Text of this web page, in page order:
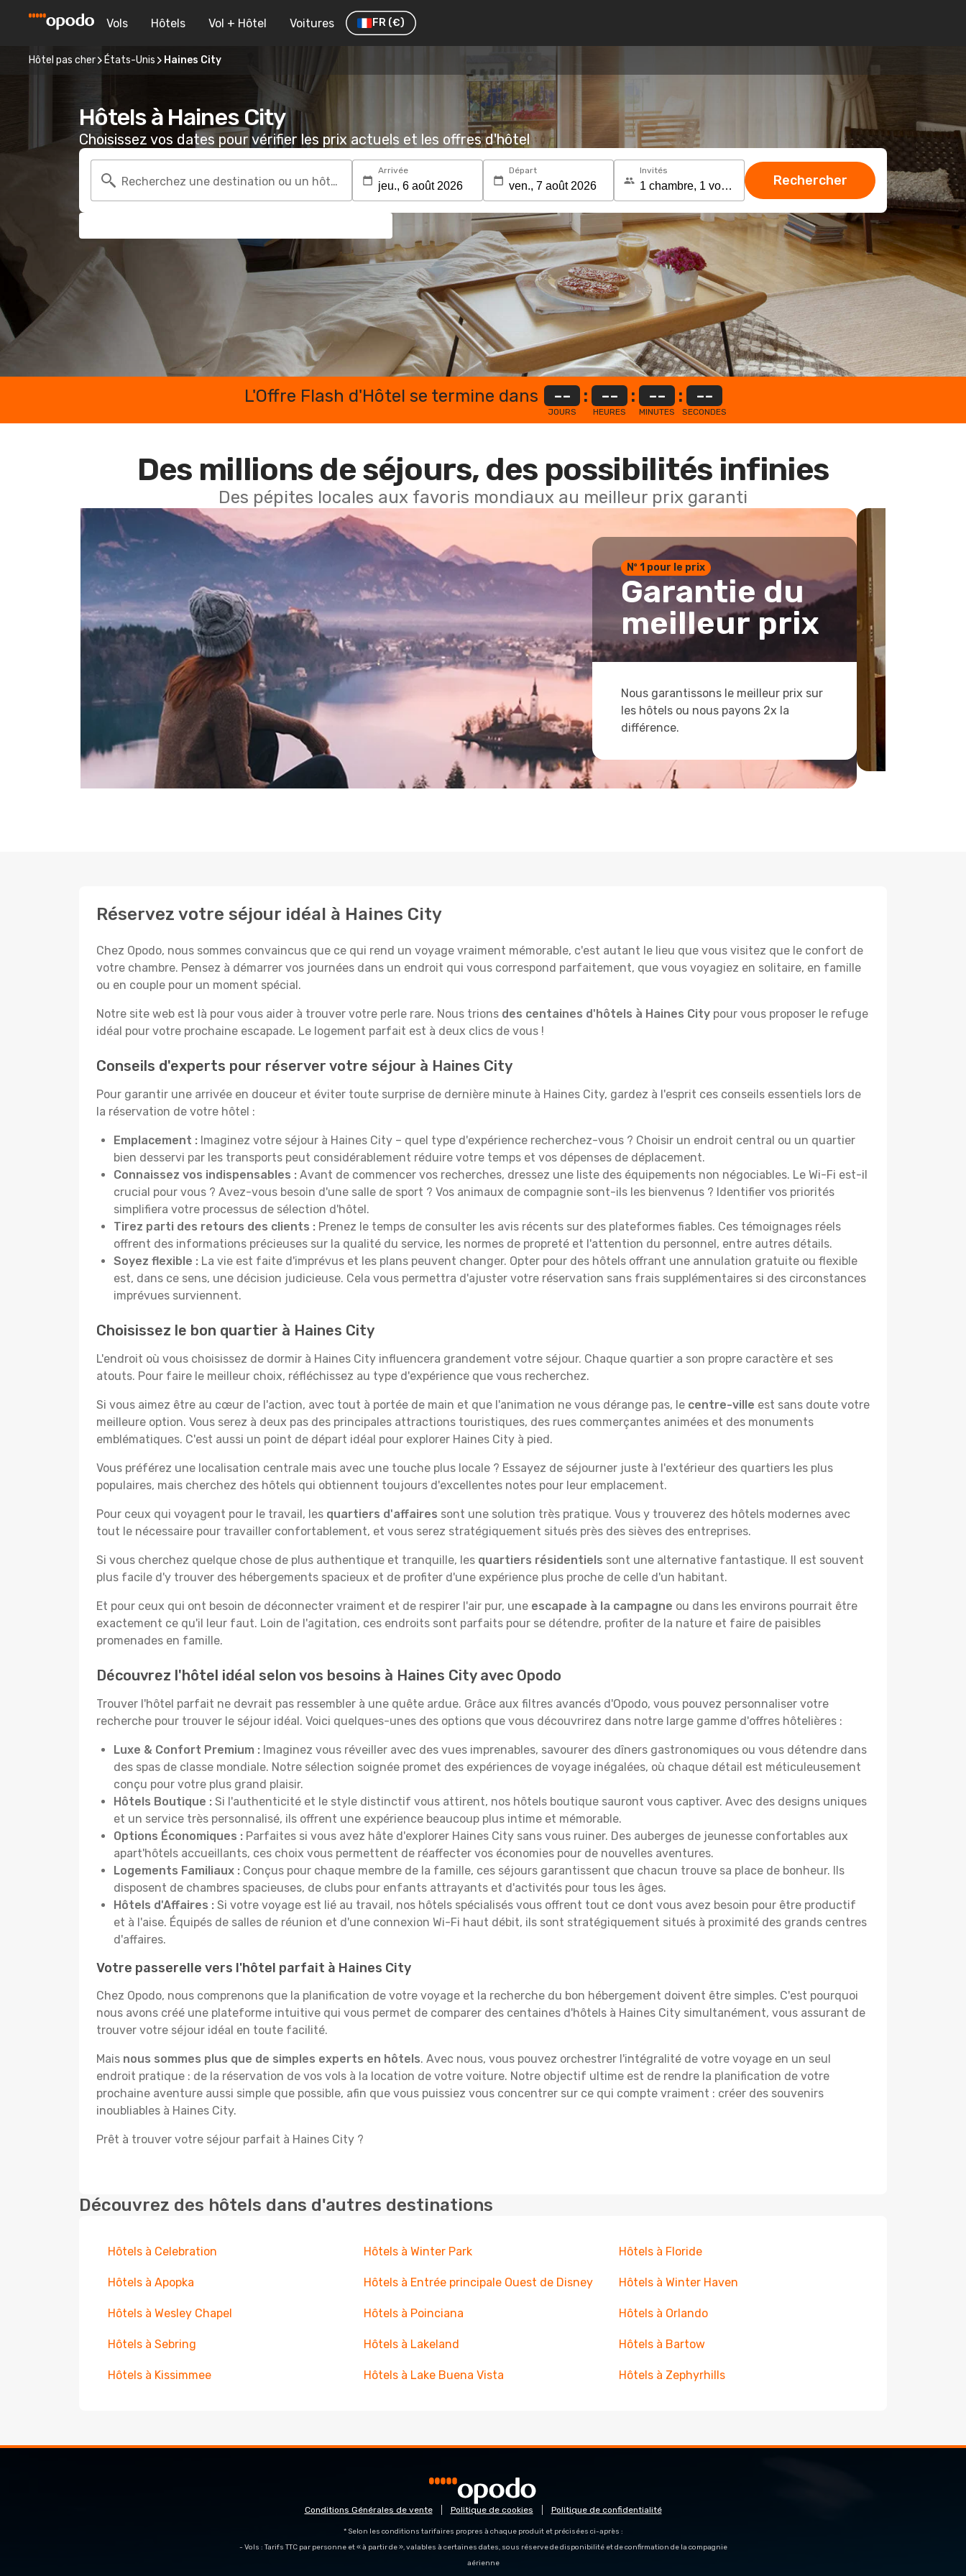
Vols Hôtels Vol + Hôtel Voitures FR (€)
Hôtel pas cher États-Unis Haines City
Hôtels à Haines City
Choisissez vos dates pour vérifier les prix actuels et les offres d'hôtel
Recherchez une destination ou un hôtel
Arrivée Départ Invités
Rechercher
L'Offre Flash d'Hôtel se termine dans --
JOURS
: --
HEURES
: --
MINUTES
: --
SECONDES
Des millions de séjours, des possibilités infinies
Des pépites locales aux favoris mondiaux au meilleur prix garanti
Nº 1 pour le prix
Garantie du
meilleur prix
Nous garantissons le meilleur prix sur
les hôtels ou nous payons 2x la
différence.
Réservez votre séjour idéal à Haines City
Chez Opodo, nous sommes convaincus que ce qui rend un voyage vraiment mémorable, c'est autant le lieu que vous visitez que le confort de
votre chambre. Pensez à démarrer vos journées dans un endroit qui vous correspond parfaitement, que vous voyagiez en solitaire, en famille
ou en couple pour un moment spécial.
Notre site web est là pour vous aider à trouver votre perle rare. Nous trions des centaines d'hôtels à Haines City pour vous proposer le refuge
idéal pour votre prochaine escapade. Le logement parfait est à deux clics de vous !
Conseils d'experts pour réserver votre séjour à Haines City
Pour garantir une arrivée en douceur et éviter toute surprise de dernière minute à Haines City, gardez à l'esprit ces conseils essentiels lors de
la réservation de votre hôtel :
Emplacement : Imaginez votre séjour à Haines City – quel type d'expérience recherchez-vous ? Choisir un endroit central ou un quartier
bien desservi par les transports peut considérablement réduire votre temps et vos dépenses de déplacement.
Connaissez vos indispensables : Avant de commencer vos recherches, dressez une liste des équipements non négociables. Le Wi-Fi est-il
crucial pour vous ? Avez-vous besoin d'une salle de sport ? Vos animaux de compagnie sont-ils les bienvenus ? Identifier vos priorités
simplifiera votre processus de sélection d'hôtel.
Tirez parti des retours des clients : Prenez le temps de consulter les avis récents sur des plateformes fiables. Ces témoignages réels
offrent des informations précieuses sur la qualité du service, les normes de propreté et l'attention du personnel, entre autres détails.
Soyez flexible : La vie est faite d'imprévus et les plans peuvent changer. Opter pour des hôtels offrant une annulation gratuite ou flexible
est, dans ce sens, une décision judicieuse. Cela vous permettra d'ajuster votre réservation sans frais supplémentaires si des circonstances
imprévues surviennent.
Choisissez le bon quartier à Haines City
L'endroit où vous choisissez de dormir à Haines City influencera grandement votre séjour. Chaque quartier a son propre caractère et ses
atouts. Pour faire le meilleur choix, réfléchissez au type d'expérience que vous recherchez.
Si vous aimez être au cœur de l'action, avec tout à portée de main et que l'animation ne vous dérange pas, le centre-ville est sans doute votre
meilleure option. Vous serez à deux pas des principales attractions touristiques, des rues commerçantes animées et des monuments
emblématiques. C'est aussi un point de départ idéal pour explorer Haines City à pied.
Vous préférez une localisation centrale mais avec une touche plus locale ? Essayez de séjourner juste à l'extérieur des quartiers les plus
populaires, mais cherchez des hôtels qui obtiennent toujours d'excellentes notes pour leur emplacement.
Pour ceux qui voyagent pour le travail, les quartiers d'affaires sont une solution très pratique. Vous y trouverez des hôtels modernes avec
tout le nécessaire pour travailler confortablement, et vous serez stratégiquement situés près des sièves des entreprises.
Si vous cherchez quelque chose de plus authentique et tranquille, les quartiers résidentiels sont une alternative fantastique. Il est souvent
plus facile d'y trouver des hébergements spacieux et de profiter d'une expérience plus proche de celle d'un habitant.
Et pour ceux qui ont besoin de déconnecter vraiment et de respirer l'air pur, une escapade à la campagne ou dans les environs pourrait être
exactement ce qu'il leur faut. Loin de l'agitation, ces endroits sont parfaits pour se détendre, profiter de la nature et faire de paisibles
promenades en famille.
Découvrez l'hôtel idéal selon vos besoins à Haines City avec Opodo
Trouver l'hôtel parfait ne devrait pas ressembler à une quête ardue. Grâce aux filtres avancés d'Opodo, vous pouvez personnaliser votre
recherche pour trouver le séjour idéal. Voici quelques-unes des options que vous découvrirez dans notre large gamme d'offres hôtelières :
Luxe & Confort Premium : Imaginez vous réveiller avec des vues imprenables, savourer des dîners gastronomiques ou vous détendre dans
des spas de classe mondiale. Notre sélection soignée promet des expériences de voyage inégalées, où chaque détail est méticuleusement
conçu pour votre plus grand plaisir.
Hôtels Boutique : Si l'authenticité et le style distinctif vous attirent, nos hôtels boutique sauront vous captiver. Avec des designs uniques
et un service très personnalisé, ils offrent une expérience beaucoup plus intime et mémorable.
Options Économiques : Parfaites si vous avez hâte d'explorer Haines City sans vous ruiner. Des auberges de jeunesse confortables aux
apart'hôtels accueillants, ces choix vous permettent de réaffecter vos économies pour de nouvelles aventures.
Logements Familiaux : Conçus pour chaque membre de la famille, ces séjours garantissent que chacun trouve sa place de bonheur. Ils
disposent de chambres spacieuses, de clubs pour enfants attrayants et d'activités pour tous les âges.
Hôtels d'Affaires : Si votre voyage est lié au travail, nos hôtels spécialisés vous offrent tout ce dont vous avez besoin pour être productif
et à l'aise. Équipés de salles de réunion et d'une connexion Wi-Fi haut débit, ils sont stratégiquement situés à proximité des grands centres
d'affaires.
Votre passerelle vers l'hôtel parfait à Haines City
Chez Opodo, nous comprenons que la planification de votre voyage et la recherche du bon hébergement doivent être simples. C'est pourquoi
nous avons créé une plateforme intuitive qui vous permet de comparer des centaines d'hôtels à Haines City simultanément, vous assurant de
trouver votre séjour idéal en toute facilité.
Mais nous sommes plus que de simples experts en hôtels. Avec nous, vous pouvez orchestrer l'intégralité de votre voyage en un seul
endroit pratique : de la réservation de vos vols à la location de votre voiture. Notre objectif ultime est de rendre la planification de votre
prochaine aventure aussi simple que possible, afin que vous puissiez vous concentrer sur ce qui compte vraiment : créer des souvenirs
inoubliables à Haines City.
Prêt à trouver votre séjour parfait à Haines City ?
Découvrez des hôtels dans d'autres destinations
Hôtels à Celebration Hôtels à Winter Park Hôtels à Floride
Hôtels à Apopka Hôtels à Entrée principale Ouest de Disney Hôtels à Winter Haven
Hôtels à Wesley Chapel Hôtels à Poinciana Hôtels à Orlando
Hôtels à Sebring Hôtels à Lakeland Hôtels à Bartow
Hôtels à Kissimmee Hôtels à Lake Buena Vista Hôtels à Zephyrhills
Conditions Générales de vente Politique de cookies Politique de confidentialité
* Selon les conditions tarifaires propres à chaque produit et précisées ci-après :
- Vols : Tarifs TTC par personne et « à partir de », valables à certaines dates, sous réserve de disponibilité et de confirmation de la compagnie
aérienne